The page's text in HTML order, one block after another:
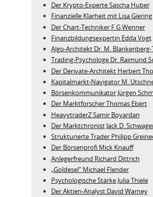
Der Krypto-Experte Sascha Huber
Finanzielle Klarheit mit Lisa Giering
Der Chart-Techniker F.G Wenner
Finanzbildungsexpertin Edda Vogt
Algo‑Architekt Dr. M.
Trading-Psychologe Dr. Raimund
Der Derivate‑Architekt Herbert
Kapitalmarkt-Navigator M.
Börsenkommunikator Jürgen
Der Marktforscher Thomas Ebert
HeavytraderZ Samir Boyardan
Der Marktchronist Jack D.
Strukturierte Trader Philipp
Der Börsenprofi Mick Knauff
Anlegerfreund Richard Dittrich
„Goldesel“ Michael Flender
Psychologische Stärke Julia Thiele
Der Aktien-Analyst David Warney